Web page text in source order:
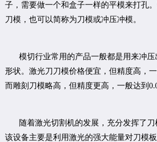
子，需要做一个和盒子一样的平模来打孔
刀模，也可以简称为刀模或冲压冲模。
模切行业常用的产品一般都是用来冲
形状。激光刀刀模价格便宜，但精度高，一
而雕刻刀模略高，但精度更高，一般达到
随着激光切割机的发展，充分发挥了刀
该设备主要是利用激光的强大能量对刀模